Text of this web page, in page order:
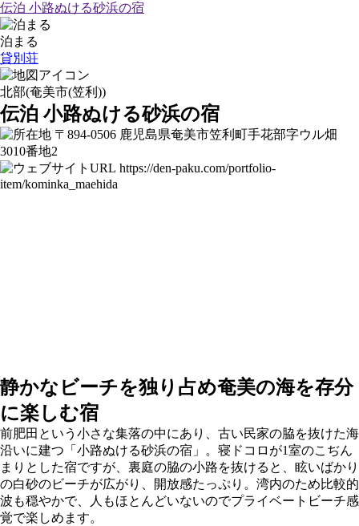
伝泊 小路ぬける砂浜の宿
泊まる
貸別荘
北部(奄美市(笠利))
伝泊 小路ぬける砂浜の宿
〒894-0506 鹿児島県奄美市笠利町手花部字ウル畑
3010番地2
https://den-paku.com/portfolio-
item/kominka_maehida
静かなビーチを独り占め奄美の海を存分
に楽しむ宿
前肥田という小さな集落の中にあり、古い民家の脇を抜けた海
沿いに建つ「小路ぬける砂浜の宿」。寝ドコロが1室のこぢん
まりとした宿ですが、裏庭の脇の小路を抜けると、眩いばかり
の白砂のビーチが広がり、開放感たっぷり。湾内のため比較的
波も穏やかで、人もほとんどいないのでプライベートビーチ感
覚で楽しめます。